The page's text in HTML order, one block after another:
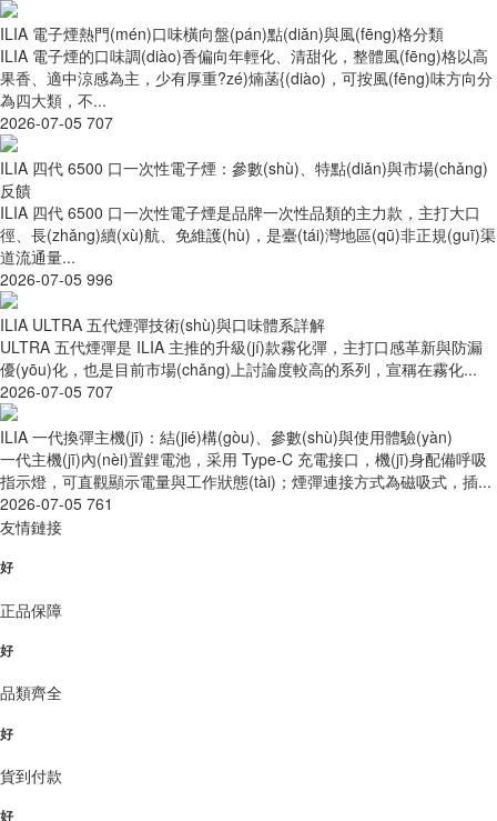
ILIA 電子煙熱門(mén)口味橫向盤(pán)點(diǎn)與風(fēng)格分類
ILIA 電子煙的口味調(diào)香偏向年輕化、清甜化，整體風(fēng)格以高
果香、適中涼感為主，少有厚重?zé)煵菡{(diào)，可按風(fēng)味方向分
為四大類，不...
2026-07-05 707
ILIA 四代 6500 口一次性電子煙：參數(shù)、特點(diǎn)與市場(chǎng)
反饋
ILIA 四代 6500 口一次性電子煙是品牌一次性品類的主力款，主打大口
徑、長(zhǎng)續(xù)航、免維護(hù)，是臺(tái)灣地區(qū)非正規(guī)渠
道流通量...
2026-07-05 996
ILIA ULTRA 五代煙彈技術(shù)與口味體系詳解
ULTRA 五代煙彈是 ILIA 主推的升級(jí)款霧化彈，主打口感革新與防漏
優(yōu)化，也是目前市場(chǎng)上討論度較高的系列，宣稱在霧化...
2026-07-05 707
ILIA 一代換彈主機(jī)：結(jié)構(gòu)、參數(shù)與使用體驗(yàn)
一代主機(jī)內(nèi)置鋰電池，采用 Type-C 充電接口，機(jī)身配備呼吸
指示燈，可直觀顯示電量與工作狀態(tài)；煙彈連接方式為磁吸式，插...
2026-07-05 761
友情鏈接
好
正品保障
好
品類齊全
好
貨到付款
好